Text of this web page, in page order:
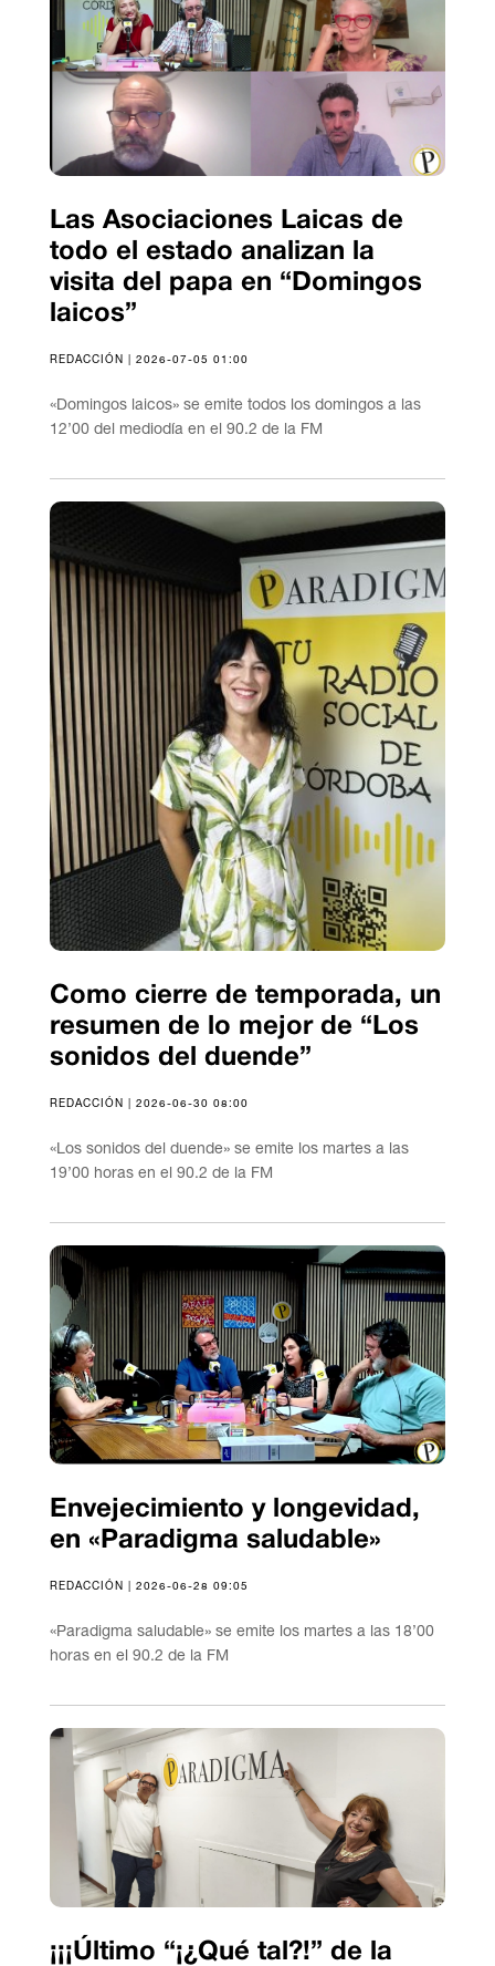
Las Asociaciones Laicas de
todo el estado analizan la
visita del papa en “Domingos
laicos”
REDACCIÓN | 2026-07-05 01:00
«Domingos laicos» se emite todos los domingos a las
12’00 del mediodía en el 90.2 de la FM
Como cierre de temporada, un
resumen de lo mejor de “Los
sonidos del duende”
REDACCIÓN | 2026-06-30 08:00
«Los sonidos del duende» se emite los martes a las
19’00 horas en el 90.2 de la FM
Envejecimiento y longevidad,
en «Paradigma saludable»
REDACCIÓN | 2026-06-28 09:05
«Paradigma saludable» se emite los martes a las 18’00
horas en el 90.2 de la FM
¡¡¡Último “¡¿Qué tal?!” de la